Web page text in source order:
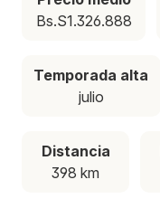
Bs.S1.326.888
Temporada alta
julio
Distancia
398 km